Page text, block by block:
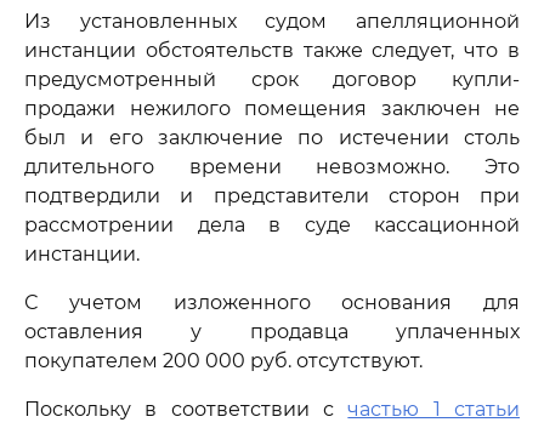
Из установленных судом апелляционной
инстанции обстоятельств также следует, что в
предусмотренный срок договор купли-
продажи нежилого помещения заключен не
был и его заключение по истечении столь
длительного времени невозможно. Это
подтвердили и представители сторон при
рассмотрении дела в суде кассационной
инстанции.
С учетом изложенного основания для
оставления у продавца уплаченных
покупателем 200 000 руб. отсутствуют.
Поскольку в соответствии счастью 1 статьи